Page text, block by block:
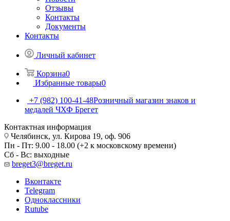
Отзывы
Контакты
Документы
Контакты
Личный кабинет
Корзина0
Избранные товары0
+7 (982) 100-41-48Розничный магазин знаков и
медалей ЧХФ Брегет
Контактная информация
Челябинск, ул. Кирова 19, оф. 906
Пн - Пт: 9.00 - 18.00 (+2 к московскому времени)
Сб - Вс: выходные
breget3@breget.ru
Вконтакте
Telegram
Одноклассники
Rutube